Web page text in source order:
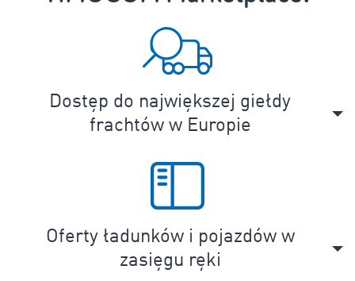
Dostęp do największej giełdy
frachtów w Europie
Oferty ładunków i pojazdów w
zasięgu ręki